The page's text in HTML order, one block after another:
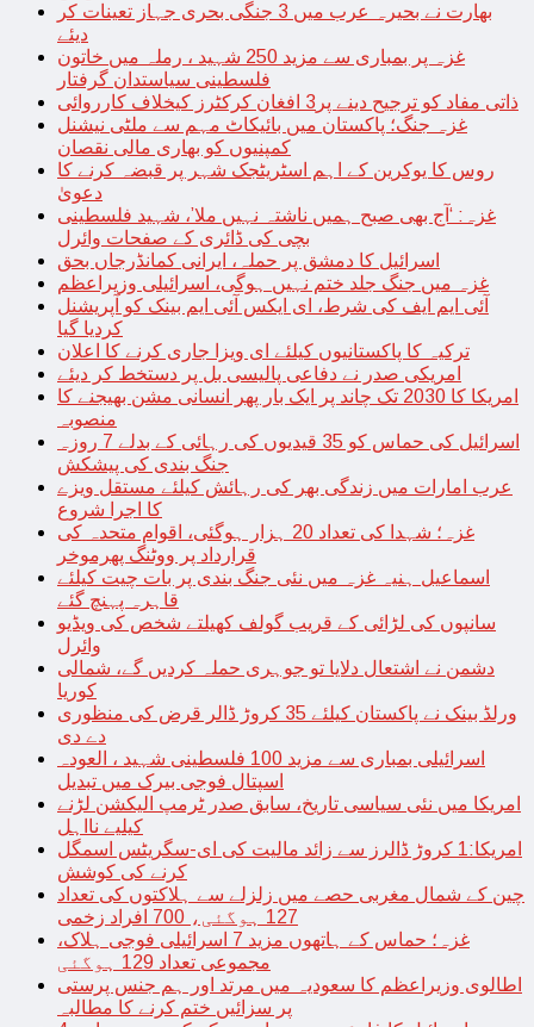
بھارت نے بحیرہ عرب میں 3 جنگی بحری جہاز تعینات کر
دیئے
غزہ پر بمباری سے مزید 250 شہید ، رملہ میں خاتون
فلسطینی سیاستدان گرفتار
ذاتی مفاد کو ترجیح دینے پر3 افغان کرکٹرز کیخلاف کارروائی
غزہ جنگ؛ پاکستان میں بائیکاٹ مہم سے ملٹی نیشنل
کمپنیوں کو بھاری مالی نقصان
روس کا یوکرین کے اہم اسٹریٹجک شہر پر قبضہ کرنے کا
دعویٰ
غزہ: ‘آج بھی صبح ہمیں ناشتہ نہیں ملا’، شہید فلسطینی
بچی کی ڈائری کے صفحات وائرل
اسرائیل کا دمشق پر حملہ، ایرانی کمانڈرجاں بحق
غزہ میں جنگ جلد ختم نہیں ہوگی، اسرائیلی وزیراعظم
آئی ایم ایف کی شرط، ای ایکس آئی ایم بینک کو آپریشنل
کردیا گیا
ترکیہ کا پاکستانیوں کیلئے ای ویزا جاری کرنے کا اعلان
امریکی صدر نے دفاعی پالیسی بل پر دستخط کر دیئے
امریکا کا 2030 تک چاند پر ایک بار پھر انسانی مشن بھیجنے کا
منصوبہ
اسرائیل کی حماس کو 35 قیدیوں کی رہائی کے بدلے 7 روزہ
جنگ بندی کی پیشکش
عرب امارات میں زندگی بھر کی رہائش کیلئے مستقل ویزے
کا اجرا شروع
غزہ؛ شہدا کی تعداد 20 ہزار ہوگئی، اقوام متحدہ کی
قرارداد پر ووٹنگ پھرموخر
اسماعیل ہنیہ غزہ میں نئی جنگ بندی پر بات چیت کیلئے
قاہرہ پہنچ گئے
سانپوں کی لڑائی کے قریب گولف کھیلتے شخص کی ویڈیو
وائرل
دشمن نے اشتعال دلایا تو جوہری حملہ کردیں گے، شمالی
کوریا
ورلڈ بینک نے پاکستان کیلئے 35 کروڑ ڈالر قرض کی منظوری
دے دی
اسرائیلی بمباری سے مزید 100 فلسطینی شہید ، العودہ
اسپتال فوجی بیرک میں تبدیل
امریکا میں نئی سیاسی تاریخ، سابق صدر ٹرمپ الیکشن لڑنے
کیلیے نااہل
امریکا:1 کروڑ ڈالرز سے زائد مالیت کی ای-سگریٹس اسمگل
کرنے کی کوشش
چین کے شمال مغربی حصے میں زلزلے سے ہلاکتوں کی تعداد
127 ہوگئی، 700 افراد زخمی
غزہ؛ حماس کے ہاتھوں مزید 7 اسرائیلی فوجی ہلاک،
مجموعی تعداد 129 ہوگئی
اطالوی وزیراعظم کا سعودیہ میں مرتد اور ہم جنس پرستی
پر سزائیں ختم کرنے کا مطالبہ